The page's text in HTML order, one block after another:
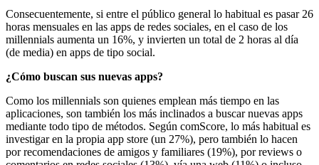
Consecuentemente, si entre el público general lo habitual es pasar 26
horas mensuales en las apps de redes sociales, en el caso de los
millennials aumenta un 16%, y invierten un total de 2 horas al día
(de media) en apps de tipo social.
¿Cómo buscan sus nuevas apps?
Como los millennials son quienes emplean más tiempo en las
aplicaciones, son también los más inclinados a buscar nuevas apps
mediante todo tipo de métodos. Según comScore, lo más habitual es
investigar en la propia app store (un 27%), pero también lo hacen
por recomendaciones de amigos y familiares (19%), por reviews o